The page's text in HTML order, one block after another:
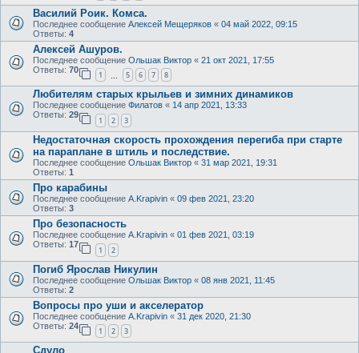
Василий Роик. Комса.
Последнее сообщение Алексей Мещеряков « 04 май 2022, 09:15
Ответы: 4
Алексей Ашуров.
Последнее сообщение Ольшак Виктор « 21 окт 2021, 17:55
Ответы: 70
1 5 6 7 8
Любителям старых крыльев и зимних динамиков
Последнее сообщение Филатов « 14 апр 2021, 13:33
Ответы: 29
1 2 3
Недостаточная скорость прохождения перегиба при старте
на параплане в штиль и последствие.
Последнее сообщение Ольшак Виктор « 31 мар 2021, 19:31
Ответы: 1
Про карабины
Последнее сообщение A.Krapivin « 09 фев 2021, 23:20
Ответы: 3
Про безопасность
Последнее сообщение A.Krapivin « 01 фев 2021, 03:19
Ответы: 17
1 2
Погиб Ярослав Никулин
Последнее сообщение Ольшак Виктор « 08 янв 2021, 11:45
Ответы: 2
Вопросы про уши и акселератор
Последнее сообщение A.Krapivin « 31 дек 2020, 21:30
Ответы: 24
1 2 3
Сдуло